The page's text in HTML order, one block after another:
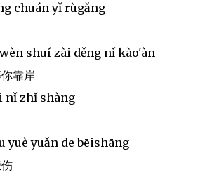
chuán yǐ rùgǎng
shuí zài děng nǐ kào'àn
靠岸
nǐ zhǐ shàng
yuè yuǎn de bēishāng